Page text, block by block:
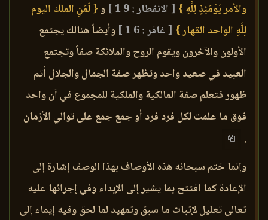
والأمر يَوْمَئِذٍ لِلَّهِ } [ الانفطار : 9 1 ] و{ لَمَنِ الملك اليوم
لِلَّهِ الواحد القهار } [ غافر : 6 1 ]
وأيضاً هنالك يجتمع
الأولون والآخرون ويقوم الروح والملائكة صفاً وتجتمع
العبيد في صعيد واحد وتظهر صفة الجمال والجلال أتم
ظهور فتعلم صفة المالكية والملكية للمجموع في آن واحد
فوق ما علمت لكل فرد فرد أو جمع جمع على توالي الأزمان
.
وإنما ختم سبحانه هذه الأوصاف بهذا الوصف إشارة إلى
الإعادة كما افتتح بما يشير إلى الإبداء وفي إجرائها عليه
تعالى تعليل لإثبات ما سبق وتمهيد لما لحق وفيه إيماء إلى